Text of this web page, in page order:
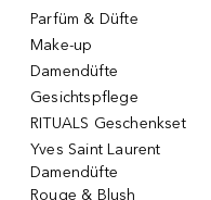
Parfüm & Düfte
Make-up
Damendüfte
Gesichtspflege
RITUALS Geschenkset
Yves Saint Laurent
Damendüfte
Rouge & Blush